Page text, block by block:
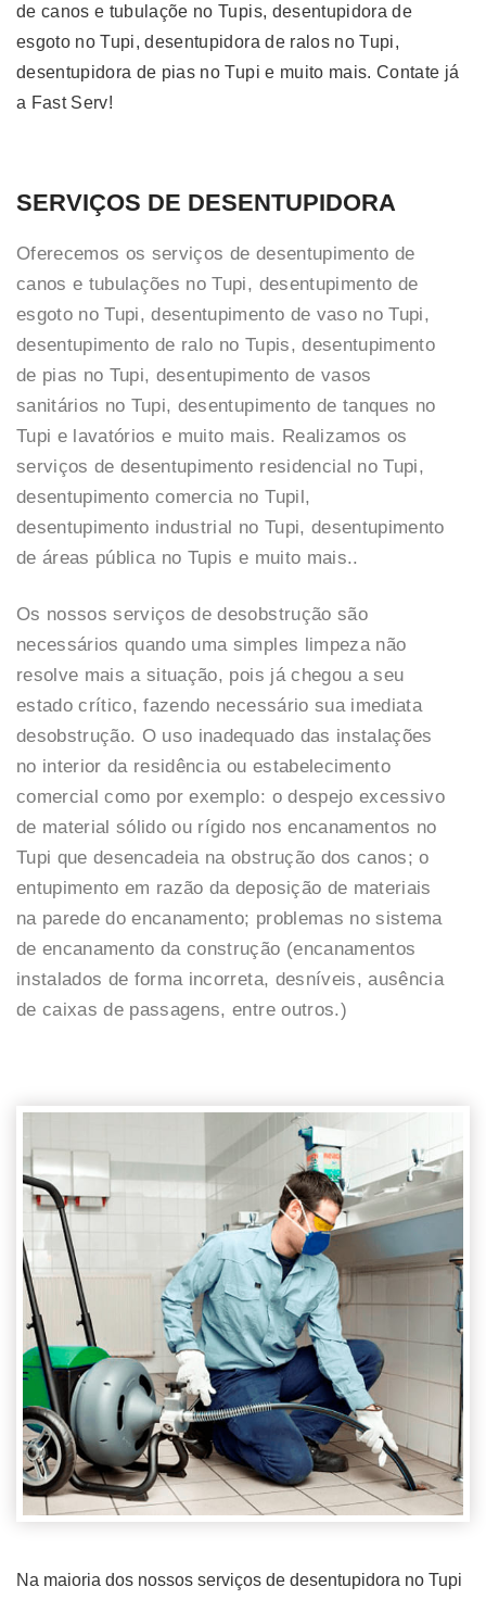
de canos e tubulaçõe no Tupis, desentupidora de
esgoto no Tupi, desentupidora de ralos no Tupi,
desentupidora de pias no Tupi e muito mais. Contate já
a Fast Serv!
SERVIÇOS DE DESENTUPIDORA
Oferecemos os serviços de desentupimento de
canos e tubulações no Tupi, desentupimento de
esgoto no Tupi, desentupimento de vaso no Tupi,
desentupimento de ralo no Tupis, desentupimento
de pias no Tupi, desentupimento de vasos
sanitários no Tupi, desentupimento de tanques no
Tupi e lavatórios e muito mais. Realizamos os
serviços de desentupimento residencial no Tupi,
desentupimento comercia no Tupil,
desentupimento industrial no Tupi, desentupimento
de áreas pública no Tupis e muito mais..
Os nossos serviços de desobstrução são
necessários quando uma simples limpeza não
resolve mais a situação, pois já chegou a seu
estado crítico, fazendo necessário sua imediata
desobstrução. O uso inadequado das instalações
no interior da residência ou estabelecimento
comercial como por exemplo: o despejo excessivo
de material sólido ou rígido nos encanamentos no
Tupi que desencadeia na obstrução dos canos; o
entupimento em razão da deposição de materiais
na parede do encanamento; problemas no sistema
de encanamento da construção (encanamentos
instalados de forma incorreta, desníveis, ausência
de caixas de passagens, entre outros.)
Na maioria dos nossos serviços de desentupidora no Tupi